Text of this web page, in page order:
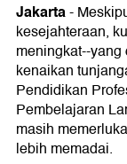
Jakarta-
kesejahteraan,
meningkat--
kenaikan
Pendidikan
Pembelajaran
masih
lebih memadai.